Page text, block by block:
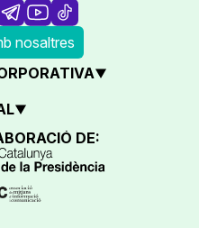
nosaltres
DE: